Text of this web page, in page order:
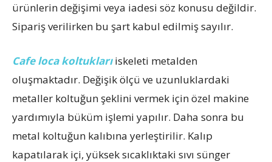
ürünlerin değişimi veya iadesi söz konusu değildir.
Sipariş verilirken bu şart kabul edilmiş sayılır.
Cafe loca koltuklarıiskeleti metalden
oluşmaktadır. Değişik ölçü ve uzunluklardaki
metaller koltuğun şeklini vermek için özel makine
yardımıyla büküm işlemi yapılır. Daha sonra bu
metal koltuğun kalıbına yerleştirilir. Kalıp
kapatılarak içi, yüksek sıcaklıktaki sıvı sünger